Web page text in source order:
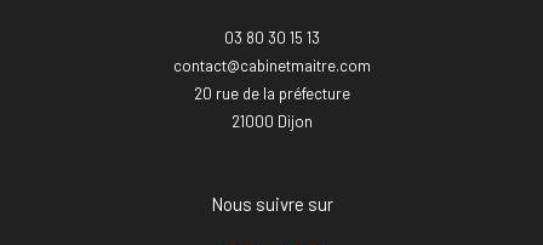
03 80 30 15 13
contact@cabinetmaitre.com
20 rue de la préfecture
21000
dijon
Nous suivre sur